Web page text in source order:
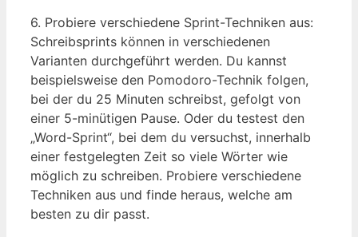
6. Probiere verschiedene Sprint-Techniken aus:
Schreibsprints ‍können in verschiedenen‍
Varianten durchgeführt werden. Du kannst
beispielsweise den ⁢Pomodoro-Technik​ folgen,
⁤bei ⁤der du 25 Minuten schreibst,⁢ gefolgt ​von
einer 5-minütigen Pause.⁢ Oder du testest den
„Word-Sprint“, bei dem ⁢du versuchst, innerhalb
⁢einer festgelegten ⁢Zeit so‍ viele Wörter⁢ wie
möglich zu schreiben. Probiere verschiedene
Techniken aus und finde heraus, welche am
besten zu dir passt.